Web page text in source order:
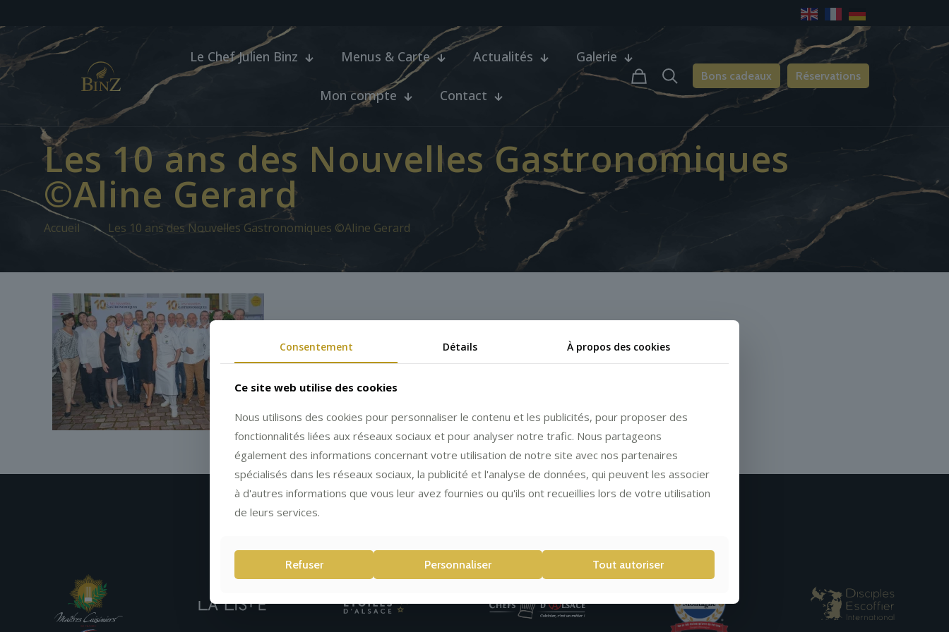
Le Chef Julien Binz Menus & Carte Actualités Galerie
Mon compte Contact
Bons cadeaux Réservations
Les 10 ans des Nouvelles Gastronomiques
©Aline Gerard
Accueil Les 10 ans des Nouvelles Gastronomiques ©Aline Gerard
Consentement Détails À propos des cookies
Ce site web utilise des cookies
Nous utilisons des cookies pour personnaliser le contenu et les publicités, pour proposer des
fonctionnalités liées aux réseaux sociaux et pour analyser notre trafic. Nous partageons
également des informations concernant votre utilisation de notre site avec nos partenaires
spécialisés dans les réseaux sociaux, la publicité et l'analyse de données, qui peuvent les associer
à d'autres informations que vous leur avez fournies ou qu'ils ont recueillies lors de votre utilisation
de leurs services.
Refuser Personnaliser Tout autoriser